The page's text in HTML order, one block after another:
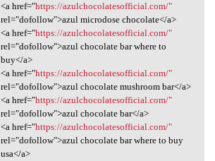
<a href="https://azulchocolatesofficial.com/"
rel="dofollow">azul microdose chocolate</a>
<a href="https://azulchocolatesofficial.com/"
rel="dofollow">azul chocolate bar where to
buy</a>
<a href="https://azulchocolatesofficial.com/"
rel="dofollow">azul chocolate mushroom bar</a>
<a href="https://azulchocolatesofficial.com/"
rel="dofollow">azul chocolate bar</a>
<a href="https://azulchocolatesofficial.com/"
rel="dofollow">azul chocolate bar where to buy
usa</a>